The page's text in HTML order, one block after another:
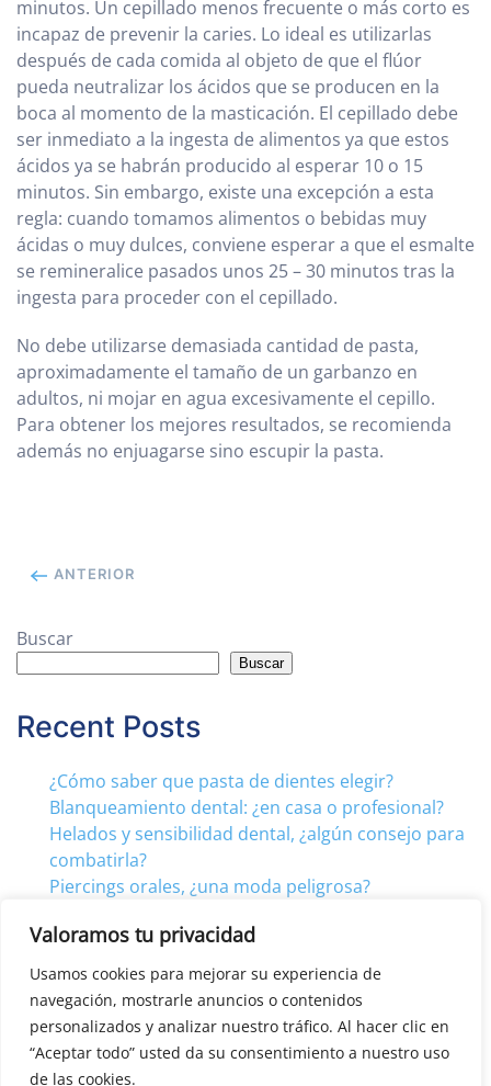
Valoramos tu privacidad
Usamos cookies para mejorar su experiencia de
navegación, mostrarle anuncios o contenidos
personalizados y analizar nuestro tráfico. Al hacer clic en
“Aceptar todo” usted da su consentimiento a nuestro uso
de las cookies.
minutos. Un cepillado menos frecuente o más corto es
incapaz de prevenir la caries. Lo ideal es utilizarlas
después de cada comida al objeto de que el flúor
pueda neutralizar los ácidos que se producen en la
boca al momento de la masticación. El cepillado debe
ser inmediato a la ingesta de alimentos ya que estos
ácidos ya se habrán producido al esperar 10 o 15
minutos. Sin embargo, existe una excepción a esta
regla: cuando tomamos alimentos o bebidas muy
ácidas o muy dulces, conviene esperar a que el esmalte
se remineralice pasados unos 25 – 30 minutos tras la
ingesta para proceder con el cepillado.
No debe utilizarse demasiada cantidad de pasta,
aproximadamente el tamaño de un garbanzo en
adultos, ni mojar en agua excesivamente el cepillo.
Para obtener los mejores resultados, se recomienda
además no enjuagarse sino escupir la pasta.
ANTERIOR
Buscar
Buscar
Recent Posts
¿Cómo saber que pasta de dientes elegir?
Blanqueamiento dental: ¿en casa o profesional?
Helados y sensibilidad dental, ¿algún consejo para
combatirla?
Piercings orales, ¿una moda peligrosa?
Recent Comments
No hay comentarios que mostrar.